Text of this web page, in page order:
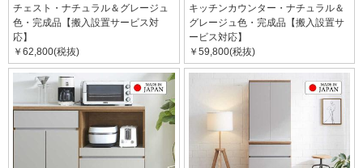
チェスト・ナチュラル＆グレージュ
色・完成品【搬入設置サービス対
応】
￥62,800(税抜)
キッチンカウンター・ナチュラル＆
グレージュ色・完成品【搬入設置サ
ービス対応】
￥59,800(税抜)